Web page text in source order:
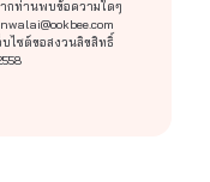
กท่านพบข้อความใดๆ
ไซต์ขอสงวนลิขสิทธิ์